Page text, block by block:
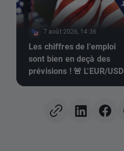
7 août 2026, 14:36
Les chiffres de l'emploi
sont bien en deçà des
prévisions ! 🚨 L'EUR/USD